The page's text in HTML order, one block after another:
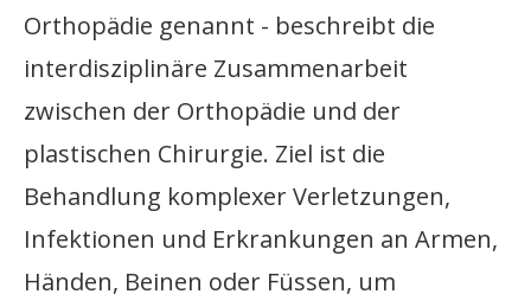
Orthopädie genannt - beschreibt die
interdisziplinäre Zusammenarbeit
zwischen der Orthopädie und der
plastischen Chirurgie. Ziel ist die
Behandlung komplexer Verletzungen,
Infektionen und Erkrankungen an Armen,
Händen, Beinen oder Füssen, um